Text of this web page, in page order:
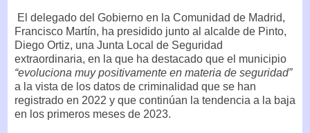
El delegado del Gobierno en la Comunidad de Madrid,
Francisco Martín, ha presidido junto al alcalde de Pinto,
Diego Ortiz, una Junta Local de Seguridad
extraordinaria, en la que ha destacado que el municipio
“evoluciona muy positivamente en materia de seguridad”
a la vista de los datos de criminalidad que se han
registrado en 2022 y que continúan la tendencia a la baja
en los primeros meses de 2023.